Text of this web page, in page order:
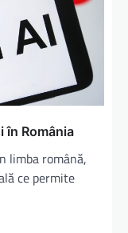
în România
limba română,
ce permite